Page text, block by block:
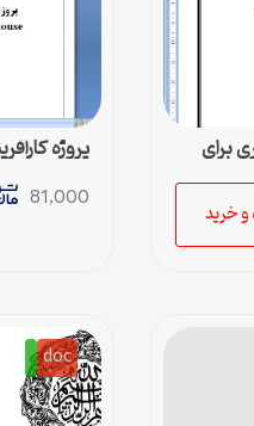
براي
خرید
پروژه
81,000
doc